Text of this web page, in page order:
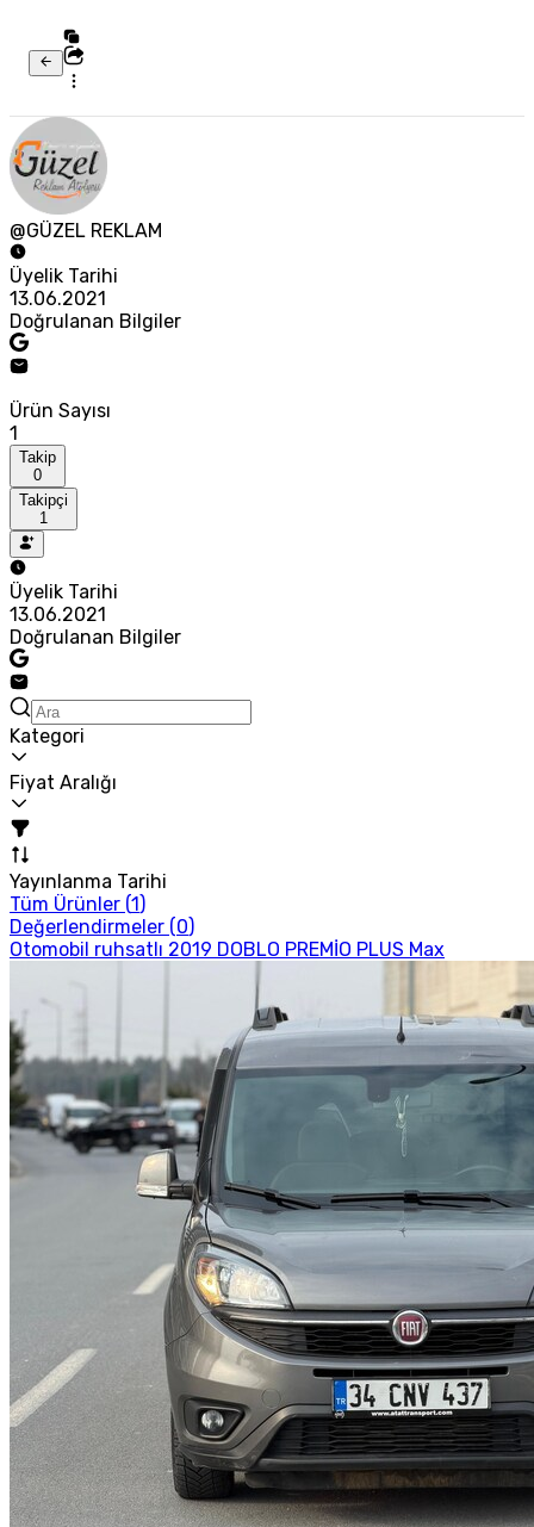
@GÜZEL REKLAM
Üyelik Tarihi
13.06.2021
Doğrulanan Bilgiler
Ürün Sayısı
1
Takip
0
Takipçi
1
Üyelik Tarihi
13.06.2021
Doğrulanan Bilgiler
Kategori
Fiyat Aralığı
Yayınlanma Tarihi
Tüm Ürünler (1)
Değerlendirmeler (0)
Otomobil ruhsatlı 2019 DOBLO PREMİO PLUS Max